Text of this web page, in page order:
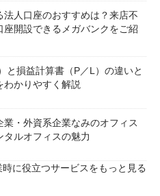
法人口座のおすすめは？来店不
座開設できるメガバンクをご紹
と損益計算書（P／L）の違いと
わかりやすく解説
業・外資系企業なみのオフィス
ルオフィスの魅力
時に役立つサービスをもっと見る